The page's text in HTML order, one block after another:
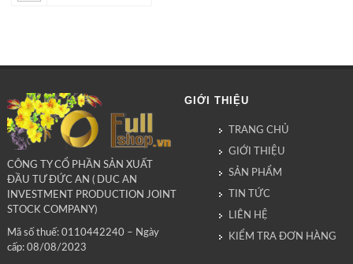
CÔNG TY CỔ PHẦN SẢN XUẤT
ĐẦU TƯ ĐỨC AN ( DUC AN
INVESTMENT PRODUCTION JOINT
STOCK COMPANY)
Mã số thuế: 0110442240 – Ngày
cấp: 08/08/2023
GIỚI THIỆU
TRANG CHỦ
GIỚI THIỆU
SẢN PHẨM
TIN TỨC
LIÊN HỆ
KIỂM TRA ĐƠN HÀNG